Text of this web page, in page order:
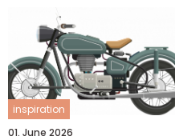
inspiration
01. June 2026